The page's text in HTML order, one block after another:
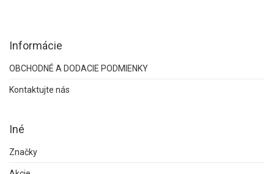
Informácie
OBCHODNÉ A DODACIE PODMIENKY
Kontaktujte nás
Iné
Značky